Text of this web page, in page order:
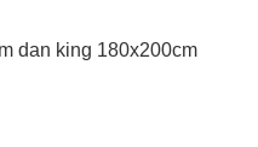
dan king 180x200cm